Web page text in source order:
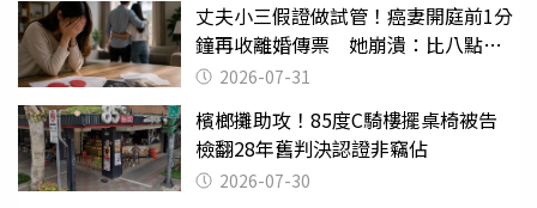
丈夫小三假證做試管！癌妻開庭前1分
鐘再收離婚傳票 她崩潰：比八點檔
還扯2026-07-31
檳榔攤助攻！85度C騎樓擺桌椅被告
檢翻28年舊判決認證非竊佔
2026-07-30